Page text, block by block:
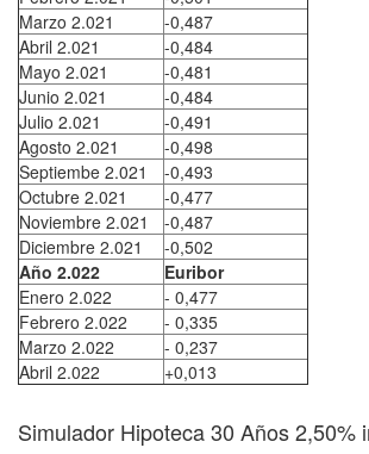
Marzo 2.021
-0,487
Abril 2.021
-0,484
Mayo 2.021
-0,481
Junio 2.021
-0,484
Julio 2.021
-0,491
Agosto 2.021
-0,498
Septiembe 2.021
-0,493
Octubre 2.021
-0,477
Noviembre 2.021
-0,487
Diciembre 2.021
-0,502
Año 2.022
Euribor
Enero 2.022
- 0,477
Febrero 2.022
- 0,335
Marzo 2.022
- 0,237
Abril 2.022
+0,013
Simulador Hipoteca 30 Años 2,50%